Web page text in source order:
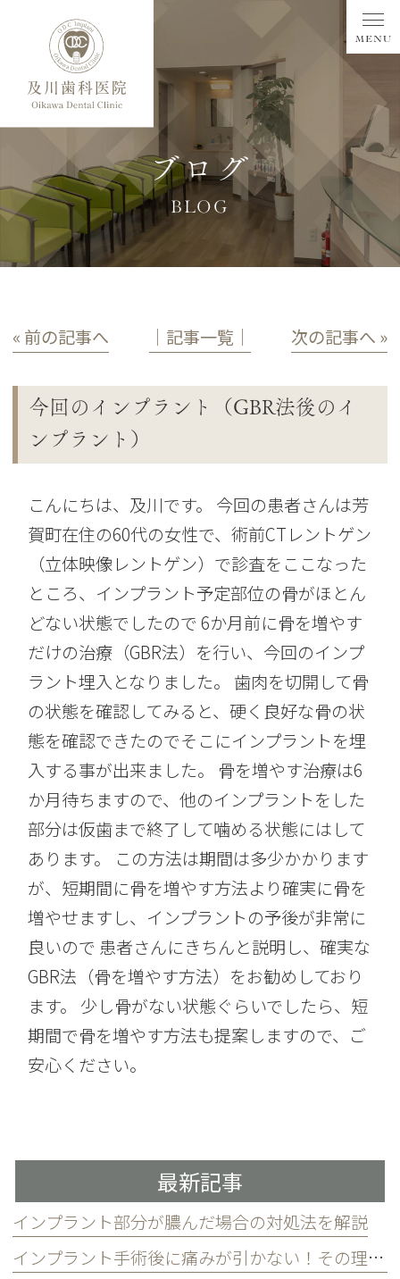
ブログ
BLOG
« 前の記事へ │記事一覧│ 次の記事へ »
今回のインプラント（GBR法後のイ
ンプラント）
こんにちは、及川です。 今回の患者さんは芳
賀町在住の60代の女性で、術前CTレントゲン
（立体映像レントゲン）で診査をここなった
ところ、インプラント予定部位の骨がほとん
どない状態でしたので 6か月前に骨を増やす
だけの治療（GBR法）を行い、今回のインプ
ラント埋入となりました。 歯肉を切開して骨
の状態を確認してみると、硬く良好な骨の状
態を確認できたのでそこにインプラントを埋
入する事が出来ました。 骨を増やす治療は6
か月待ちますので、他のインプラントをした
部分は仮歯まで終了して噛める状態にはして
あります。 この方法は期間は多少かかります
が、短期間に骨を増やす方法より確実に骨を
増やせますし、インプラントの予後が非常に
良いので 患者さんにきちんと説明し、確実な
GBR法（骨を増やす方法）をお勧めしており
ます。 少し骨がない状態ぐらいでしたら、短
期間で骨を増やす方法も提案しますので、ご
安心ください。
最新記事
インプラント部分が膿んだ場合の対処法を解説
インプラント手術後に痛みが引かない！その理由と対処法を解説